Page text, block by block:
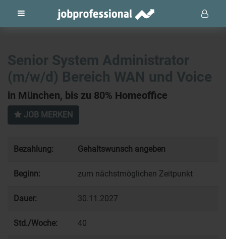
Senior System Administrator
(m/w/d) Bereich WAN und Voice
in München, bis zu 80% Homeoffice
JOB MERKEN
Bezahlung: Gehaltswunsch angeben
Beginn: zum nächstmöglichen Zeitpunkt
Dauer: 30.11.2027
Std./Woche: 40